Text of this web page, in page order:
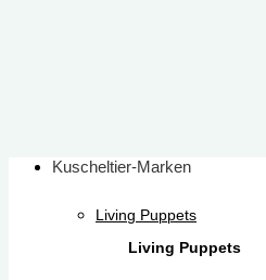
Kuscheltier-Marken
Living Puppets
Living Puppets